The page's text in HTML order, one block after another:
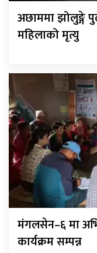
अछाममा झोलुङ्गे
महिलाको मृत्यु
मंगलसेन–६ मा
कार्यक्रम सम्पन्न